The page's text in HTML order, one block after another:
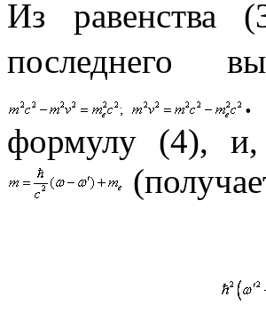
Из равенства
последнего
.
формулу (4), и,